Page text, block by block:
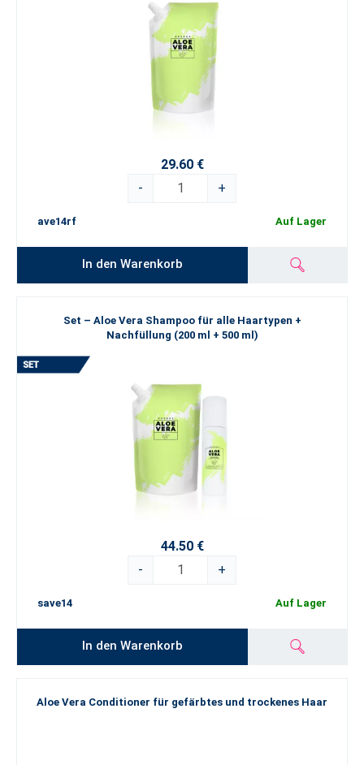
29.60 €
-
+
ave14rf Auf Lager
In den Warenkorb
Set – Aloe Vera Shampoo für alle Haartypen +
Nachfüllung (200 ml + 500 ml)
44.50 €
-
+
save14 Auf Lager
In den Warenkorb
Aloe Vera Conditioner für gefärbtes und trockenes Haar